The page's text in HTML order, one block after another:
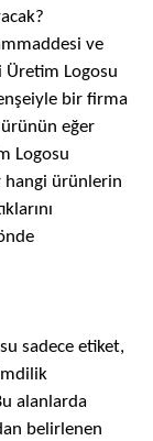
ve
Üretim Logosu
bir firma
eğer
Logosu
hangi ürünlerin
sadece etiket,
alanlarda
belirlenen